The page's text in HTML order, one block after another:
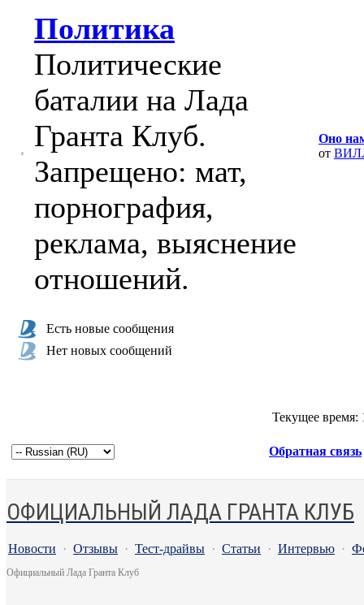
Политика
Политические
баталии на Лада
Гранта Клуб.
Запрещено: мат,
порнография,
реклама, выяснение
отношений.
Оно
от
Есть новые сообщения
Нет новых сообщений
Текущее время:
Обратная связь
ОФИЦИАЛЬНЫЙ ЛАДА ГРАНТА КЛУБ
Новости · Отзывы · Тест-драйвы · Статьи · Интервью ·
Официальный Лада Гранта Клуб